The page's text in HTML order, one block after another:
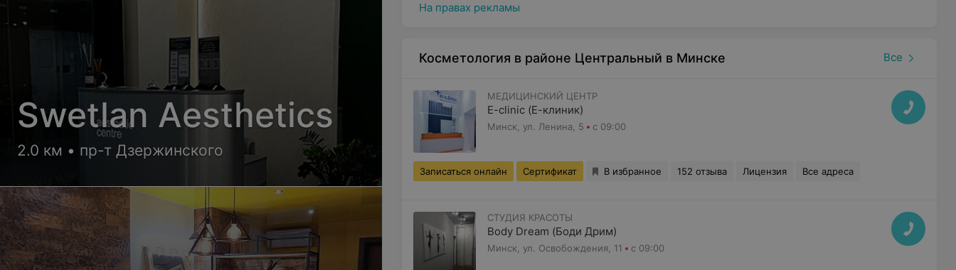
На правах рекламы
Косметология в районе Центральный в Минске Все
МЕДИЦИНСКИЙ ЦЕНТР
E-clinic (Е-клиник)
Минск, ул. Ленина, 5 с 09:00
Записаться онлайн Сертификат В избранное 152 отзыва Лицензия Все адреса
СТУДИЯ КРАСОТЫ
Body Dream (Боди Дрим)
Минск, ул. Освобождения, 11 с 09:00
Swetlan Aesthetics
2.0 км • пр-т Дзержинского